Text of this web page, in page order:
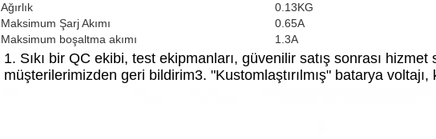
Ağırlık
0.13KG
Maksimum Şarj Akımı
0.65A
Maksimum boşaltma akımı
1.3A
1. Sıkı bir QC ekibi, test ekipmanları, güvenilir satış sonrası
müşterilerimizden geri bildirim3. "Kustomlaştırılmış" batarya